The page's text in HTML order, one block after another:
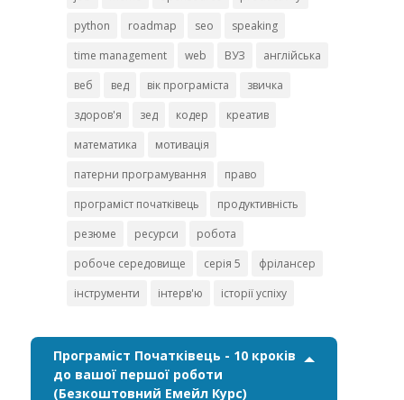
python
roadmap seo
speaking
time management
web ВУЗ
англійська
веб
вед вік програміста
звичка
здоров'я
зед кодер
креатив
математика
мотивація
патерни програмування
право
програміст початківець
продуктивність
резюме
ресурси
робота
робоче середовище
серія 5
фрілансер
інструменти
інтерв'ю історії успіху
Програміст Початківець - 10 кроків
до вашої першої роботи
(Безкоштовний Емейл Курс)